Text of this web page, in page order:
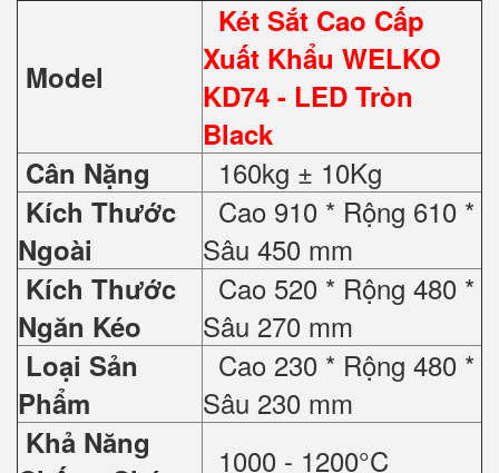
Model
Két Sắt Cao Cấp
Xuất Khẩu WELKO
KD74 - LED Tròn
Black
Cân Nặng
160kg ± 10Kg
Kích Thước
Ngoài
Cao 910 * Rộng 610 *
Sâu 450 mm
Kích Thước
Ngăn Kéo
Cao 520 * Rộng 480 *
Sâu 270 mm
Loại Sản
Phẩm
Cao 230 * Rộng 480 *
Sâu 230 mm
Khả Năng
1000 - 1200°C